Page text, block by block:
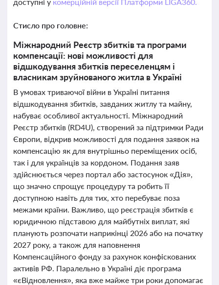
Стисло про головне:
Міжнародний Реєстр збитків та програми
компенсації: нові можливості для
відшкодування збитків переселенцям і
власникам зруйнованого житла в Україні
В умовах триваючої війни в Україні питання
відшкодування збитків, завданих житлу та майну,
набуває особливої актуальності. Міжнародний
Реєстр збитків (RD4U), створений за підтримки Ради
Європи, відкрив можливості для подання заявок на
компенсацію як для внутрішньо переміщених осіб,
так і для українців за кордоном. Подання заяв
здійснюється через портал або застосунок «Дія»,
що значно спрощує процедуру та робить її
доступною навіть для тих, хто перебуває поза
межами країни. Важливо, що реєстрація збитків є
юридичною підставою для майбутніх виплат, які
планують розпочати наприкінці 2026 або на початку
2027 року, а також для наповнення
Компенсаційного фонду за рахунок конфіскованих
активів РФ. Паралельно в Україні діє програма
«єВідновлення», яка вже майже три роки допомагає